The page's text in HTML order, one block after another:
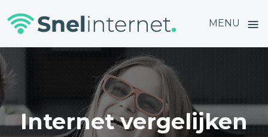
MENU ≡
Skip
to
content
Internet vergelijken